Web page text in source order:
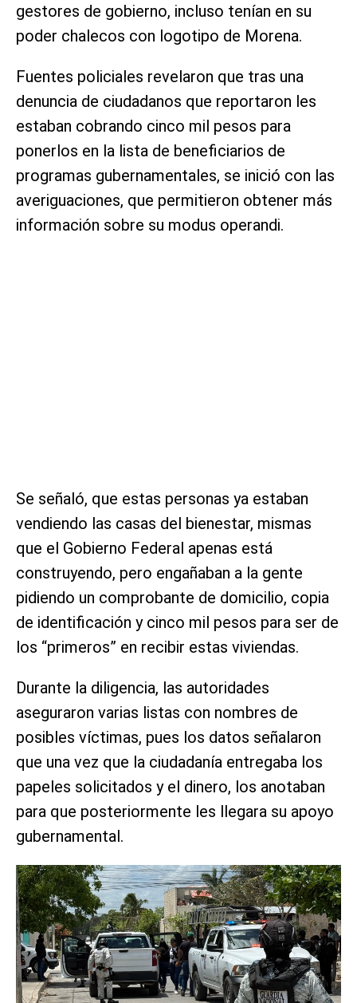
gestores de gobierno, incluso tenían en su
poder chalecos con logotipo de Morena.
Fuentes policiales revelaron que tras una
denuncia de ciudadanos que reportaron les
estaban cobrando cinco mil pesos para
ponerlos en la lista de beneficiarios de
programas gubernamentales, se inició con las
averiguaciones, que permitieron obtener más
información sobre su modus operandi.
Se señaló, que estas personas ya estaban
vendiendo las casas del bienestar, mismas
que el Gobierno Federal apenas está
construyendo, pero engañaban a la gente
pidiendo un comprobante de domicilio, copia
de identificación y cinco mil pesos para ser de
los “primeros” en recibir estas viviendas.
Durante la diligencia, las autoridades
aseguraron varias listas con nombres de
posibles víctimas, pues los datos señalaron
que una vez que la ciudadanía entregaba los
papeles solicitados y el dinero, los anotaban
para que posteriormente les llegara su apoyo
gubernamental.